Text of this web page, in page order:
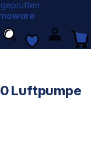
Luftpumpe